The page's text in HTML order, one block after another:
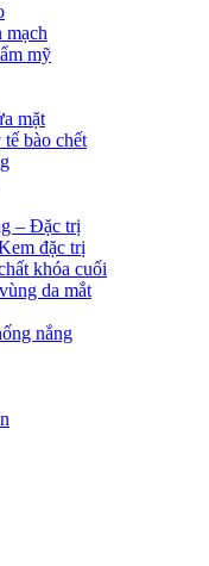
mạch
mỹ
mặt
bào chết
– Đặc trị
đặc trị
khóa cuối
da mắt
nắng